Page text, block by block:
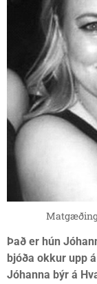
Það er hún
bjóða okkur upp
Jóhanna býr á